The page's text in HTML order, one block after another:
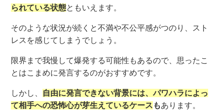
られている状態ともいえます。
そのような状況が続くと不満や不公平感がつのり、スト
レスを感じてしまうでしょう。
限界まで我慢して爆発する可能性もあるので、思ったこ
とはこまめに発言するのがおすすめです。
しかし、 自由に発言できない背景には、パワハラによっ
て相手への恐怖心が芽生えているケース もあります。